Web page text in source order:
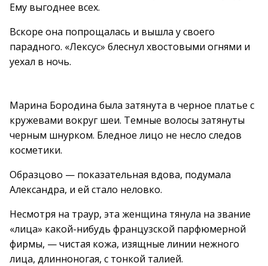
Ему выгоднее всех.
Вскоре она попрощалась и вышла у своего
парадного. «Лексус» блеснул хвостовыми огнями и
уехал в ночь.
Марина Бородина была затянута в черное платье с
кружевами вокруг шеи. Темные волосы затянуты
черным шнурком. Бледное лицо не несло следов
косметики.
Образцово — показательная вдова, подумала
Александра, и ей стало неловко.
Несмотря на траур, эта женщина тянула на звание
«лица» какой-нибудь французской парфюмерной
фирмы, — чистая кожа, изящные линии нежного
лица, длинноногая, с тонкой талией.